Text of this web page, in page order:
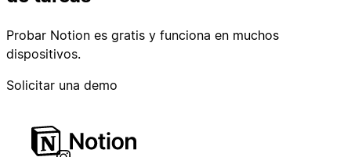
Probar Notion es gratis y funciona en muchos
dispositivos.
Solicitar una demo